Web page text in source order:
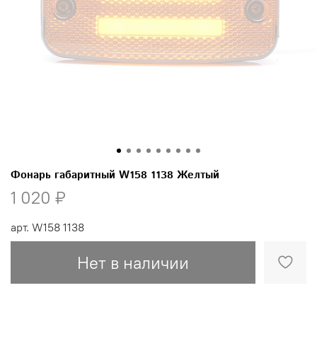
арт. W158 1138
Фонарь габаритный W158 1138 Желтый
1 020 ₽
Нет в наличии